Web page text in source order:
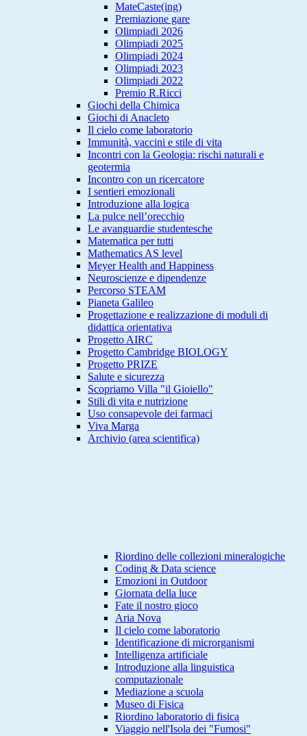
MateCaste(ing)
Premiazione gare
Olimpiadi 2026
Olimpiadi 2025
Olimpiadi 2024
Olimpiadi 2023
Olimpiadi 2022
Premio R.Ricci
Giochi della Chimica
Giochi di Anacleto
Il cielo come laboratorio
Immunità, vaccini e stile di vita
Incontri con la Geologia: rischi naturali e
geotermia
Incontro con un ricercatore
I sentieri emozionali
Introduzione alla logica
La pulce nell’orecchio
Le avanguardie studentesche
Matematica per tutti
Mathematics AS level
Meyer Health and Happiness
Neuroscienze e dipendenze
Percorso STEAM
Pianeta Galileo
Progettazione e realizzazione di moduli di
didattica orientativa
Progetto AIRC
Progetto Cambridge BIOLOGY
Progetto PRIZE
Salute e sicurezza
Scopriamo Villa "il Gioiello"
Stili di vita e nutrizione
Uso consapevole dei farmaci
Viva Marga
Archivio (area scientifica)
Riordino delle collezioni mineralogiche
Coding & Data science
Emozioni in Outdoor
Giornata della luce
Fate il nostro gioco
Aria Nova
Il cielo come laboratorio
Identificazione di microrganismi
Intelligenza artificiale
Introduzione alla linguistica
computazionale
Mediazione a scuola
Museo di Fisica
Riordino laboratorio di fisica
Viaggio nell'Isola dei "Fumosi"